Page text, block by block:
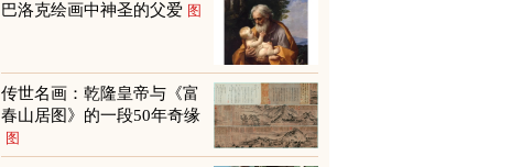
巴洛克绘画中神圣的父爱 图
传世名画：乾隆皇帝与《富
春山居图》的一段50年奇缘
图